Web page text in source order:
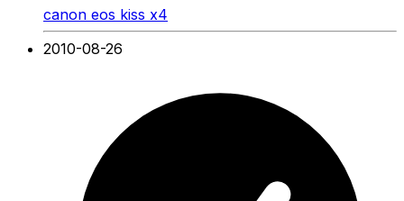
canon eos kiss x4
2010-08-26